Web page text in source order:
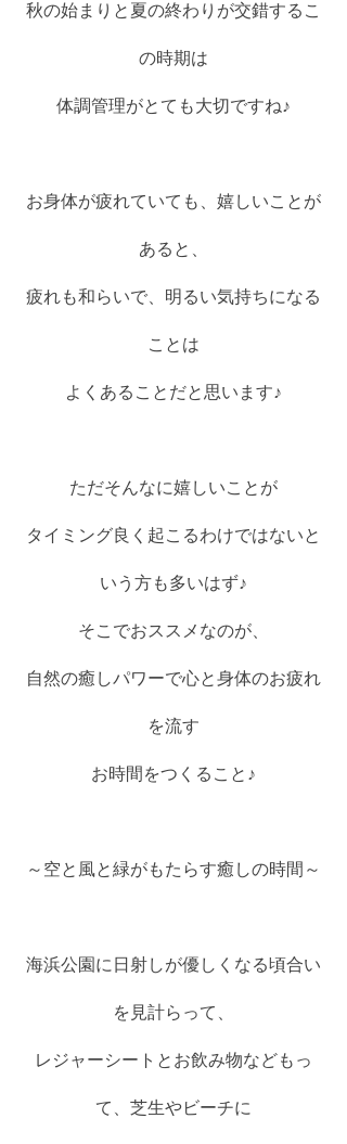
秋の始まりと夏の終わりが交錯するこ
の時期は
体調管理がとても大切ですね♪
お身体が疲れていても、嬉しいことが
あると、
疲れも和らいで、明るい気持ちになる
ことは
よくあることだと思います♪
ただそんなに嬉しいことが
タイミング良く起こるわけではないと
いう方も多いはず♪
そこでおススメなのが、
自然の癒しパワーで心と身体のお疲れ
を流す
お時間をつくること♪
～空と風と緑がもたらす癒しの時間～
海浜公園に日射しが優しくなる頃合い
を見計らって、
レジャーシートとお飲み物などもっ
て、芝生やビーチに